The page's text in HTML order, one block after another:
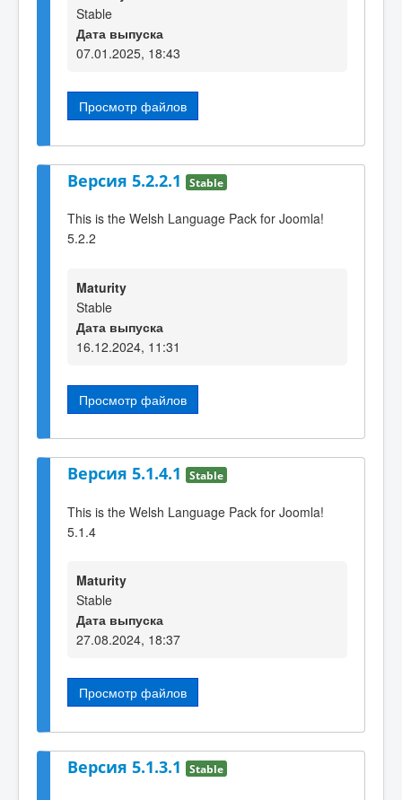
Stable
Дата выпуска
07.01.2025, 18:43
Просмотр файлов
Версия 5.2.2.1 Stable
This is the Welsh Language Pack for Joomla!
5.2.2
Maturity
Stable
Дата выпуска
16.12.2024, 11:31
Просмотр файлов
Версия 5.1.4.1 Stable
This is the Welsh Language Pack for Joomla!
5.1.4
Maturity
Stable
Дата выпуска
27.08.2024, 18:37
Просмотр файлов
Версия 5.1.3.1 Stable